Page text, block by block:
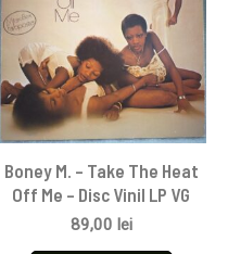
Boney M. – Take The Heat
Off Me – Disc Vinil LP VG
89,00 lei